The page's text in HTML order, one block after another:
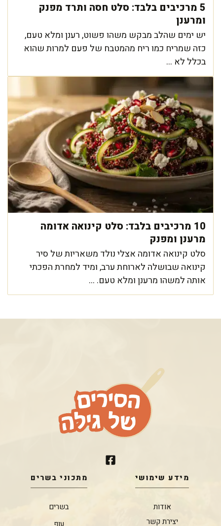
5 מרכיבים בלבד: סלט חסה ותרד מפנק
ומרענן
יש ימים שהלב מבקש משהו פשוט, רענן ומלא טעם,
כזה שמריח כמו ריח מהמטבח של פעם למרות שהוא
בכלל לא ...
10 מרכיבים בלבד: סלט קינואה אדומה
מרענן ומפנק
סלט קינואה אדומה אצלי נולד משאריות של סיר
קינואה שבושלה לארוחת ערב, ומיד למחרת הפכתי
אותה למשהו מרענן ומלא טעם. ...
מידע שימושי
אודות
יצירת קשר
מתכוני בשרים
בשרים